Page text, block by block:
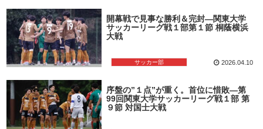
サッカー部
開幕戦で見事な勝利＆完封―関東大学
サッカーリーグ戦１部第１節 桐蔭横浜
大戦
2026.04.10
序盤の”１点”が重く。首位に惜敗―第
99回関東大学サッカーリーグ戦１部 第
９節 対国士大戦